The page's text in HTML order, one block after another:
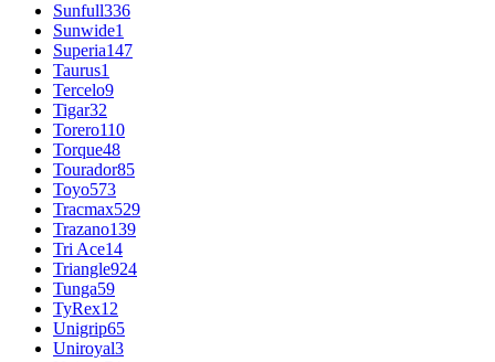
Sunfull336
Sunwide1
Superia147
Taurus1
Tercelo9
Tigar32
Torero110
Torque48
Tourador85
Toyo573
Tracmax529
Trazano139
Tri Ace14
Triangle924
Tunga59
TyRex12
Unigrip65
Uniroyal3